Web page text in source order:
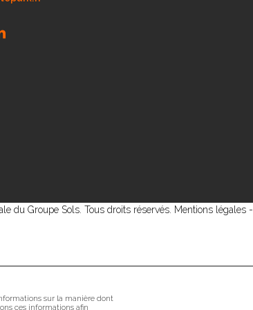
du Groupe Sols. Tous droits réservés. Mentions légales-
sur la manière dont
ces informations afin